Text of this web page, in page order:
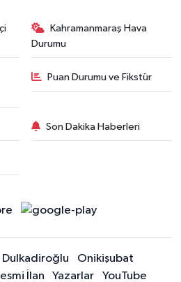
Kahramanmaraş Hava
Durumu
Puan Durumu ve Fikstür
Son Dakika Haberleri
Dulkadiroğlu
Onikişubat
İlan Yazarlar YouTube